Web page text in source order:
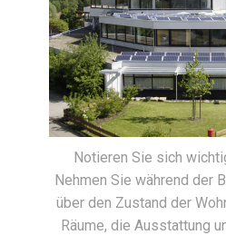
Notieren Sie sich
Nehmen Sie während der
über den Zustand der
Räume, die Ausstattung